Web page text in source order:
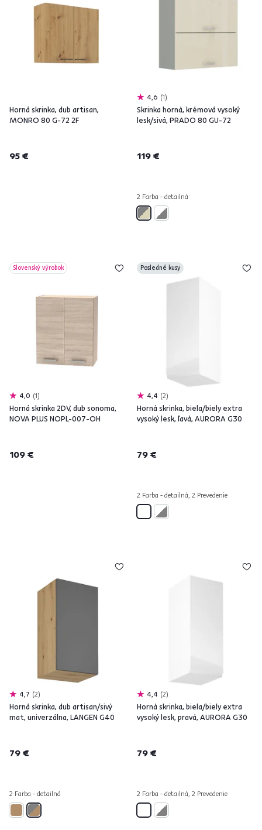
Horná skrinka, dub artisan,
MONRO 80 G-72 2F
95 €
4,6 1
Skrinka horná, krémová vysoký
lesk/sivá, PRADO 80 GU-72
119 €
2 Farba - detailná
Slovenský výrobok
4,0 1
Horná skrinka 2DV, dub sonoma,
NOVA PLUS NOPL-007-OH
109 €
Posledné kusy
4,4 2
Horná skrinka, biela/biely extra
vysoký lesk, ľavá, AURORA G30
79 €
2 Farba - detailná, 2 Prevedenie
4,7 2
Horná skrinka, dub artisan/sivý
mat, univerzálna, LANGEN G40
79 €
2 Farba - detailná
4,4 2
Horná skrinka, biela/biely extra
vysoký lesk, pravá, AURORA G30
79 €
2 Farba - detailná, 2 Prevedenie